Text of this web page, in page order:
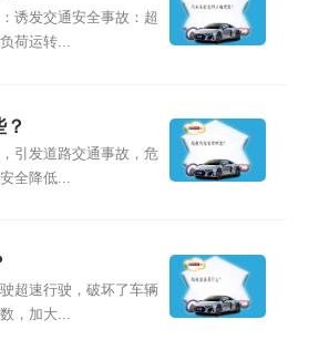
诱发交通安全事故：超
荷运转...
引发道路交通事故，危
全降低...
超速行驶，破坏了车辆
，加大...